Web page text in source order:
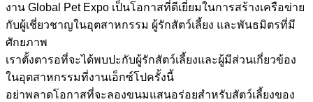
งาน Global Pet Expo เป็นโอกาสที่ดีเยี่ยมในการสร้างเครือข่าย
กับผู้เชี่ยวชาญในอุตสาหกรรม ผู้รักสัตว์เลี้ยง และพันธมิตรที่มี
ศักยภาพ
เราตั้งตารอที่จะได้พบปะกับผู้รักสัตว์เลี้ยงและผู้มีส่วนเกี่ยวข้อง
ในอุตสาหกรรมที่งานเอ็กซ์โปครั้งนี้
อย่าพลาดโอกาสที่จะลองขนมแสนอร่อยสำหรับสัตว์เลี้ยงของ